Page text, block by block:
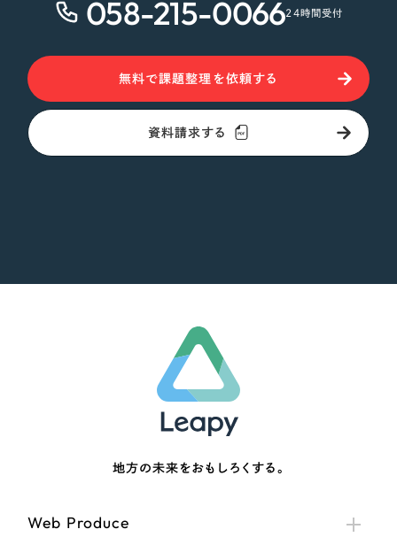
058-215-006624時間受付
無料で課題整理を依頼する
資料請求する
地方の未来をおもしろくする。
Web Produce